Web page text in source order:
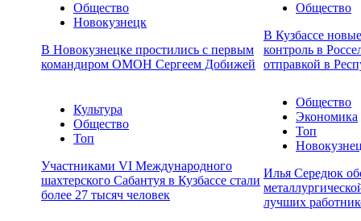
Общество
Новокузнецк
В Новокузнецке простились с первым
командиром ОМОН Сергеем Добижей
Общество
В Кузбассе
контроль в
отправкой в
Культура
Общество
Топ
Участниками VI Международного
шахтерского Сабантуя в Кузбассе стали
более 27 тысяч человек
Общество
Экономика
Топ
Илья Середюк
лучших